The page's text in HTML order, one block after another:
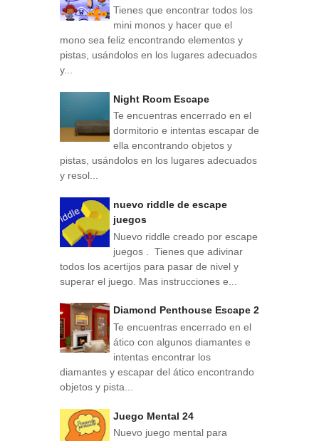
Tienes que encontrar todos los
mini monos y hacer que el
mono sea feliz encontrando elementos y
pistas, usándolos en los lugares adecuados
y...
Night Room Escape
Te encuentras encerrado en el
dormitorio e intentas escapar de
ella encontrando objetos y
pistas, usándolos en los lugares adecuados
y resol...
nuevo riddle de escape
juegos
Nuevo riddle creado por escape
juegos . Tienes que adivinar
todos los acertijos para pasar de nivel y
superar el juego. Mas instrucciones e...
Diamond Penthouse Escape 2
Te encuentras encerrado en el
ático con algunos diamantes e
intentas encontrar los
diamantes y escapar del ático encontrando
objetos y pista...
Juego Mental 24
Nuevo juego mental para